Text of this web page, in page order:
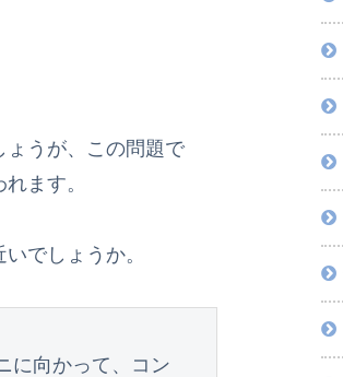
うが、この問題で
ます。
でしょうか。
に向かって、コン